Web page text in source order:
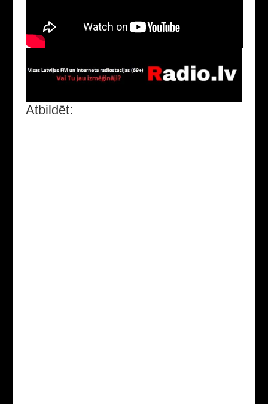
Atbildēt: